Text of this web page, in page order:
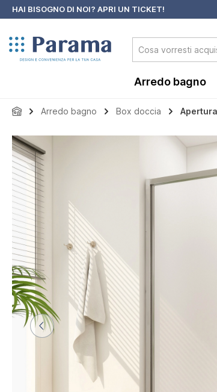
Passa alla navigazione principale
HAI BISOGNO DI NOI? APRI UN TICKET!
Arredo bagno
Arredo bagno Box doccia
Salta la galleria di immagini